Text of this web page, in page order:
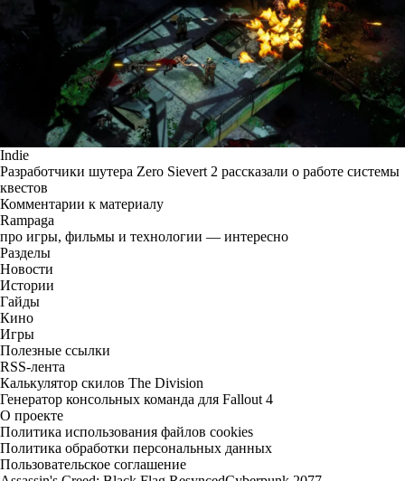
Indie
Разработчики шутера Zero Sievert 2 рассказали о работе системы
квестов
Комментарии к материалу
Rampaga
про игры, фильмы и технологии — интересно
Разделы
Новости
Истории
Гайды
Кино
Игры
Полезные ссылки
RSS-лента
Калькулятор скилов The Division
Генератор консольных команда для Fallout 4
О проекте
Политика использования файлов cookies
Политика обработки персональных данных
Пользовательское соглашение